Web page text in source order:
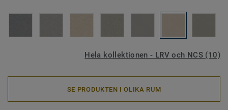
Hela kollektionen - LRV och NCS (10)
SE PRODUKTEN I OLIKA RUM